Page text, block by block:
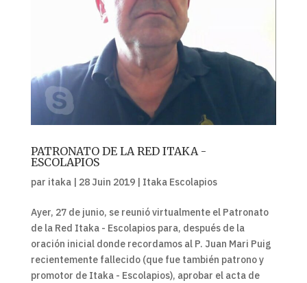
PATRONATO DE LA RED ITAKA -
ESCOLAPIOS
par itaka| 28 Juin 2019| Itaka Escolapios
Ayer, 27 de junio, se reunió virtualmente el Patronato
de la Red Itaka - Escolapios para, después de la
oración inicial donde recordamos al P. Juan Mari Puig
recientemente fallecido (que fue también patrono y
promotor de Itaka - Escolapios), aprobar el acta de